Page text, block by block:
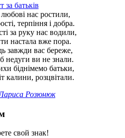
за батьків
нас ростили,
терпіння і добра.
за руку нас водили,
настала вже пора.
завжди вас береже,
недуги ви не знали.
біднімемо батьки,
калини, розцвітали.
Розюнюк
свой знак!